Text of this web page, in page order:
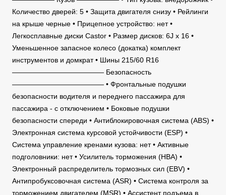
Количество дверей: 5 • Защита двигателя снизу • Рейлинги
на крыше черные • Прицепное устройство: нет •
Легкосплавные диски Castor • Размер дисков: 6J x 16 •
Уменьшенное запасное колесо (докатка) комплект
инструментов и домкрат • Шины 215/60 R16
————————————— Безопасность
————————————— • Фронтальные подушки
безопасности водителя и переднего пассажира для
пассажира - с отключением • Боковые подушки
безопасности спереди • Антиблокировочная система (ABS) •
Электронная система курсовой устойчивости (ESP) •
Система управление кренами кузова: нет • Активные
подголовники: нет • Усилитель торможения (HBA) •
Электронный распределитель тормозных сил (EBV) •
Антипробуксовочная система (ASR) • Система контроля за
торможением двигателем (MSR) • Ассистент подъема в